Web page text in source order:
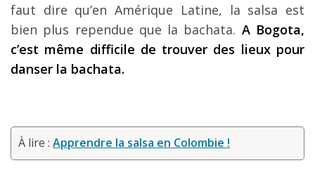
faut dire qu’en Amérique Latine, la salsa est
bien plus rependue que la bachata. A Bogota,
c’est même difficile de trouver des lieux pour
danser la bachata.
À lire :Apprendre la salsa en Colombie !